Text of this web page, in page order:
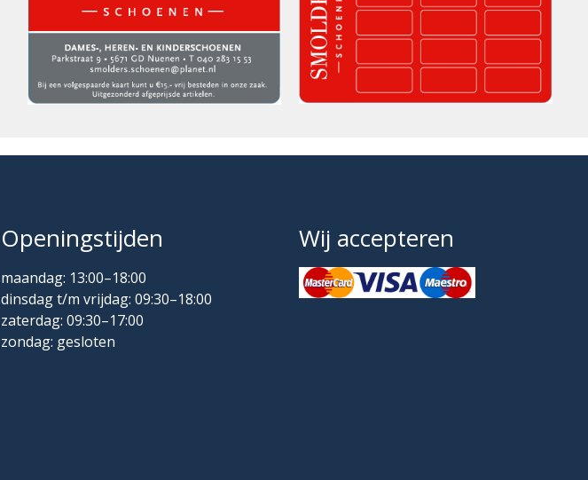
Openingstijden
maandag: 13:00–18:00
dinsdag t/m vrijdag: 09:30–18:00
zaterdag: 09:30–17:00
zondag: gesloten
Wij accepteren